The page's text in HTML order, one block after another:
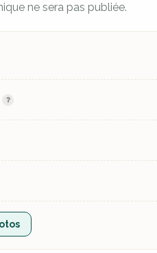
ne sera pas publiée.